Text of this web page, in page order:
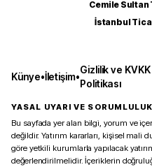
Cemile
İstanbul
Künye•İletişim•
Gizlilik ve KVKK
Politikası
YASAL UYARI VE
Bu sayfada yer alan bilgi, yorum ve
değildir. Yatırım kararları, kişisel
göre yetkili kurumlarla yapılacak
değerlendirilmelidir. İçeriklerin